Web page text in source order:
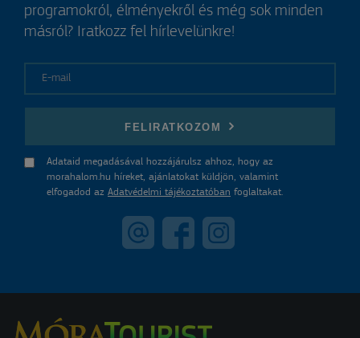
programokról, élményekről és még sok minden
másról? Iratkozz fel hírlevelünkre!
FELIRATKOZOM
Adataid megadásával hozzájárulsz ahhoz, hogy az
morahalom.hu híreket, ajánlatokat küldjön, valamint
elfogadod az Adatvédelmi tájékoztatóban foglaltakat.